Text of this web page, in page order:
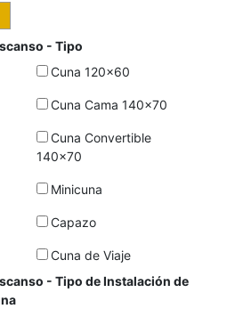
- Tipo
Cuna 120x60
Cuna Cama 140x70
Cuna Convertible
140x70
Minicuna
Capazo
Cuna de Viaje
- Tipo de Instalación de